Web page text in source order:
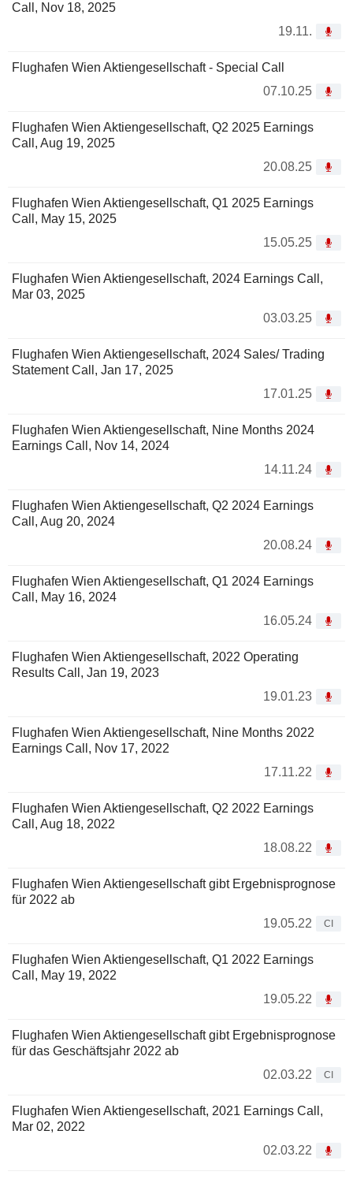
Call, Nov 18, 2025
19.11.
Flughafen Wien Aktiengesellschaft - Special Call
07.10.25
Flughafen Wien Aktiengesellschaft, Q2 2025 Earnings
Call, Aug 19, 2025
20.08.25
Flughafen Wien Aktiengesellschaft, Q1 2025 Earnings
Call, May 15, 2025
15.05.25
Flughafen Wien Aktiengesellschaft, 2024 Earnings Call,
Mar 03, 2025
03.03.25
Flughafen Wien Aktiengesellschaft, 2024 Sales/ Trading
Statement Call, Jan 17, 2025
17.01.25
Flughafen Wien Aktiengesellschaft, Nine Months 2024
Earnings Call, Nov 14, 2024
14.11.24
Flughafen Wien Aktiengesellschaft, Q2 2024 Earnings
Call, Aug 20, 2024
20.08.24
Flughafen Wien Aktiengesellschaft, Q1 2024 Earnings
Call, May 16, 2024
16.05.24
Flughafen Wien Aktiengesellschaft, 2022 Operating
Results Call, Jan 19, 2023
19.01.23
Flughafen Wien Aktiengesellschaft, Nine Months 2022
Earnings Call, Nov 17, 2022
17.11.22
Flughafen Wien Aktiengesellschaft, Q2 2022 Earnings
Call, Aug 18, 2022
18.08.22
Flughafen Wien Aktiengesellschaft gibt Ergebnisprognose
für 2022 ab
19.05.22
CI
Flughafen Wien Aktiengesellschaft, Q1 2022 Earnings
Call, May 19, 2022
19.05.22
Flughafen Wien Aktiengesellschaft gibt Ergebnisprognose
für das Geschäftsjahr 2022 ab
02.03.22
CI
Flughafen Wien Aktiengesellschaft, 2021 Earnings Call,
Mar 02, 2022
02.03.22